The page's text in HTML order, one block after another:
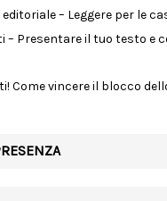
– Leggere per le
– Presentare il tuo testo e
Come vincere il blocco